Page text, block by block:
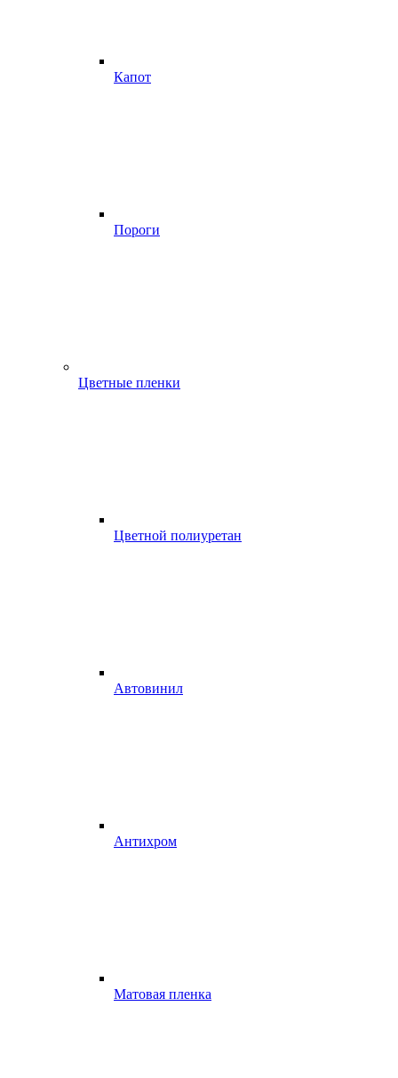
Капот
Пороги
Цветные пленки
Цветной полиуретан
Автовинил
Антихром
Матовая пленка